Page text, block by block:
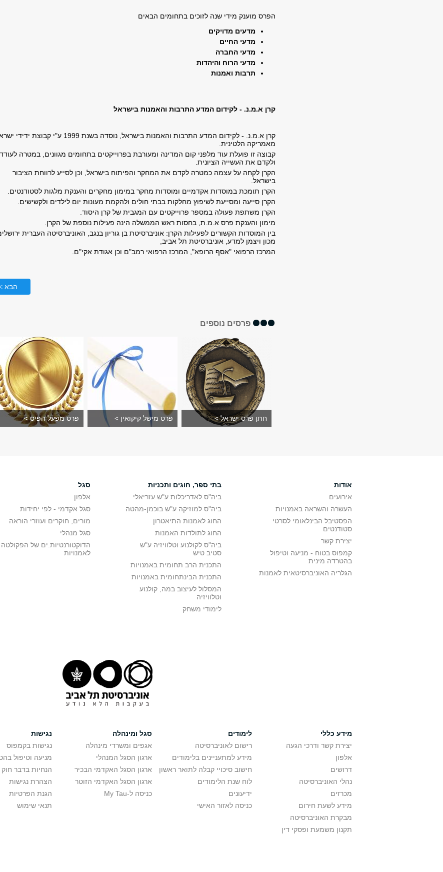
הפרס מוענק מידי שנה לזוכים בתחומים הבאים
מדעים מדויקים
מדעי החיים
מדעי החברה
מדעי הרוח והיהדות
תרבות ואמנות
קרן א.מ.נ. - לקידום המדע התרבות והאמנות בישראל
קרן א.מ.נ. - לקידום המדע התרבות והאמנות בישראל, נוסדה בשנת 1999 ע"י קבוצת
מאמריקה הלטינית.
קבוצה זו פועלת עוד מלפני קום המדינה ומעורבת בפרוייקטים בתחומים מגוונים, במטרה לעודד
ולקדם את העשייה הציונית.
הקרן לקחה על עצמה כמטרה לקדם את המחקר והפיתוח בישראל, וכן לסייע לרווחת הציבור
בישראל
הקרן תומכת במוסדות אקדמיים ומוסדות מחקר במימון מחקרים והענקת מלגות לסטודנטים.
הקרן סייעה ומסייעת לשיפוץ מחלקות בבתי חולים ולהקמת מעונות יום לילדים ולקשישים.
הקרן משתפת פעולה במספר פרוייקטים עם המגבית של קרן היסוד.
מימון והענקת פרס א.מ.ת, בחסות ראש הממשלה הינה פעילות נוספת של הקרן
בין המוסדות הקשורים לפעילות הקרן: אוניברסיטת בן גוריון בנגב, האוניברסיטה העברית
מכון ויצמן למדע, אוניברסיטת תל אביב,
המרכז הרפואי "אסף הרופא", המרכז הרפואי רמב"ם וכן אגודת אקי"ם
הבא
פרסים נוספים
חתן פרס ישראל > פרס מישל קיקואין > פרס מפעל הפיס >
אודות
אירועים
העשרה והשראה באמנויות
הפסטיבל הבינלאומי לסרטי
סטודנטים
יצירת קשר
קמפוס בטוח - מניעה וטיפול
בהטרדה מינית
הגלריה האוניברסיטאית לאמנות
בתי ספר, חוגים ותכניות
ביה"ס לאדריכלות ע"ש עזריאלי
ביה"ס למוזיקה ע"ש בוכמן-מהטה
החוג לאמנות התיאטרון
החוג לתולדות האמנות
ביה"ס לקולנוע וטלוויזיה ע"ש
סטיב טיש
התכנית הרב תחומית באמנויות
התכנית הבינתחומית באמנויות
המסלול לעיצוב במה, קולנוע
וטלוויזיה
לימודי משחק
סגל
אלפון
סגל אקדמי - לפי יחידות
מורים, חוקרים ועוזרי הוראה
סגל מנהלי
הדוקטורנטיות.ים של הפקולטה
לאמנויות
מידע כללי
יצירת קשר ודרכי הגעה
אלפון
דרושים
נהלי האוניברסיטה
מכרזים
מידע לשעת חירום
מבקרת האוניברסיטה
תקנון משמעת ופסקי דין
לימודים
רישום לאוניברסיטה
מידע למתעניינים בלימודים
חישוב סיכויי קבלה לתואר ראשון
לוח שנת הלימודים
ידיעונים
כניסה לאזור האישי
סגל ומינהלה
אגפים ומשרדי מינהלה
ארגון הסגל המנהלי
ארגון הסגל האקדמי הבכיר
ארגון הסגל האקדמי הזוטר
כניסה ל-My Tau
נגישות
נגישות בקמפוס
מניעה וטיפול
הנחיות בדבר
הצהרת נגישות
הגנת הפרטיות
תנאי שימוש